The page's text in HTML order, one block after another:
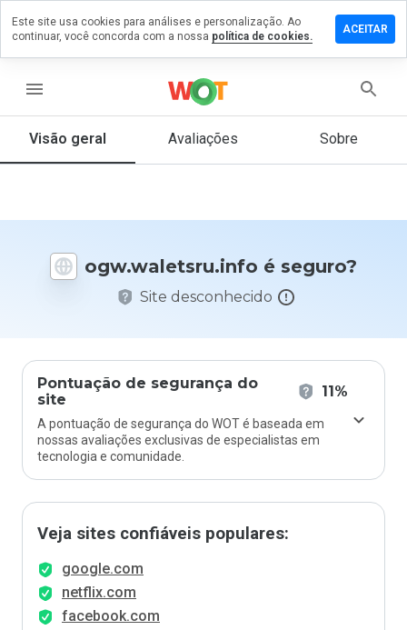
menu
Visão geral Avaliações Sobre
ogw.waletsru.info é seguro?
Site desconhecido
Pontuação de segurança do
site
11%
A pontuação de segurança do WOT é baseada em
nossas avaliações exclusivas de especialistas em
tecnologia e comunidade.
Veja sites confiáveis populares:
google.com
netflix.com
facebook.com
um
em
De 1
nota
Este site usa cookies para análises e personalização. Ao
continuar, você concorda com a nossa política de cookies.
ACEITAR